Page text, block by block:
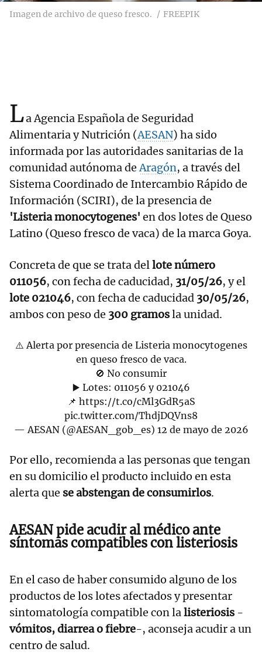
Imagen de archivo de queso fresco. FREEPIK
La Agencia Española de Seguridad
Alimentaria y Nutrición (AESAN) ha sido
informada por las autoridades sanitarias de la
comunidad autónoma deAragón, a través del
Sistema Coordinado de Intercambio Rápido de
Información (SCIRI), de la presencia de
'Listeria monocytogenes' en dos lotes de Queso
Latino (Queso fresco de vaca) de la marca Goya.
Concreta de que se trata dellote número
011056, con fecha de caducidad, 31/05/26, y el
lote 021046, con fecha de caducidad 30/05/26,
ambos con peso de 300 gramosla unidad.
⚠️ Alerta por presencia de Listeria monocytogenes
en queso fresco de vaca.
🚫 No consumir
▶️ Lotes: 011056 y 021046
📌 https://t.co/cMl3GdR5aS
pic.twitter.com/ThdjDQVns8
— AESAN (@AESAN_gob_es) 12 de mayo de 2026
Por ello, recomienda a las personas que tengan
en su domicilio el producto incluido en esta
alerta que se abstengan de consumirlos.
AESAN pide acudir al médico ante
síntomas compatibles con listeriosis
En el caso de haber consumido alguno de los
productos de los lotes afectados y presentar
sintomatología compatible con lalisteriosis -
vómitos, diarrea o fiebre-, aconseja acudir a un
centro de salud.